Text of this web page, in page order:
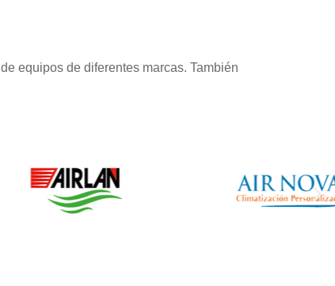
equipos de diferentes marcas. También